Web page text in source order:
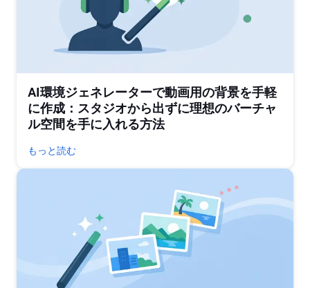
AI環境ジェネレーターで動画用の背景を手軽
に作成：スタジオから出ずに理想のバーチャ
ル空間を手に入れる方法
もっと読む